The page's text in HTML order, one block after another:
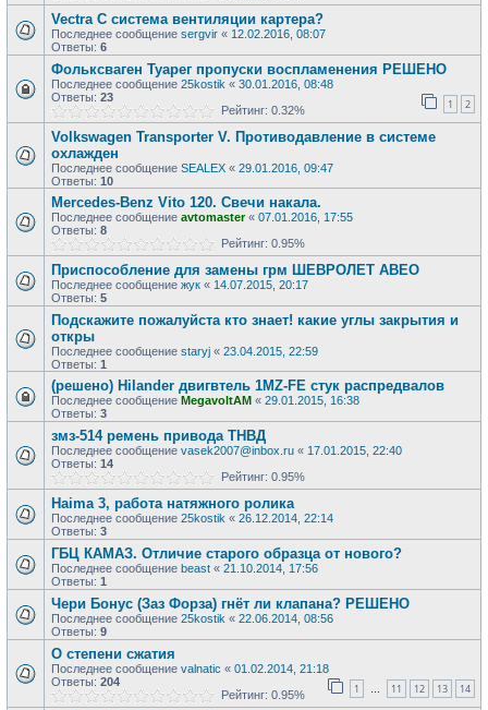
Vectra C система вентиляции картера?
Последнее сообщение sergvir « 12.02.2016, 08:07
Ответы: 6
Фольксваген Туарег пропуски воспламенения РЕШЕНО
Последнее сообщение 25kostik « 30.01.2016, 08:48
Ответы: 23 1 2
Рейтинг: 0.32%
Volkswagen Transporter V. Противодавление в системе
охлажден
Последнее сообщение SEALEX « 29.01.2016, 09:47
Ответы: 10
Mercedes-Benz Vito 120. Свечи накала.
Последнее сообщение avtomaster« 07.01.2016, 17:55
Ответы: 8
Рейтинг: 0.95%
Приспособление для замены грм ШЕВРОЛЕТ АВЕО
Последнее сообщение жук « 14.07.2015, 20:17
Ответы: 5
Подскажите пожалуйста кто знает! какие углы закрытия и
откры
Последнее сообщение staryj « 23.04.2015, 22:59
Ответы: 1
(решено) Hilander двигвтель 1MZ-FE стук распредвалов
Последнее сообщение MegavoltAM « 29.01.2015, 16:38
Ответы: 3
змз-514 ремень привода ТНВД
Последнее сообщение vasek2007@inbox.ru « 17.01.2015, 22:40
Ответы: 14
Рейтинг: 0.95%
Haima 3, работа натяжного ролика
Последнее сообщение 25kostik « 26.12.2014, 22:14
Ответы: 3
ГБЦ КАМАЗ. Отличие старого образца от нового?
Последнее сообщение beast « 21.10.2014, 17:56
Ответы: 1
Чери Бонус (Заз Форза) гнёт ли клапана? РЕШЕНО
Последнее сообщение 25kostik « 22.06.2014, 08:56
Ответы: 9
О степени сжатия
Последнее сообщение valnatic « 01.02.2014, 21:18
Ответы: 204 1 … 11 12 13 14
Рейтинг: 0.95%